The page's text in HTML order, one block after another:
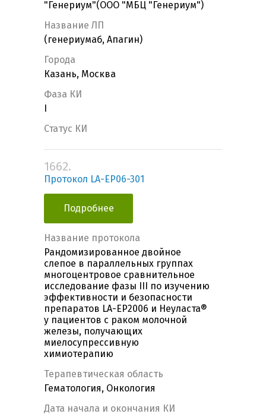
"Генериум"(ООО "МБЦ "Генериум")
Название ЛП
(генериумаб, Апагин)
Города
Казань, Москва
Фаза КИ
Статус КИ
1662.
Протокол LA-EP06-301
Подробнее
Название протокола
Рандомизированное двойное
слепое в параллельных группах
многоцентровое сравнительное
исследование фазы III по изучению
эффективности и безопасности
препаратов LA-EP2006 и Неуласта®
у пациентов с раком молочной
железы, получающих
миелосупрессивную
химиотерапию
Терапевтическая область
Гематология, Онкология
Дата начала и окончания КИ